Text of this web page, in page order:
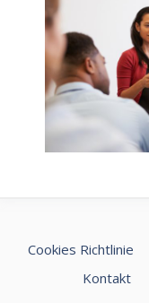
Cookies Richtlinie
Kontakt